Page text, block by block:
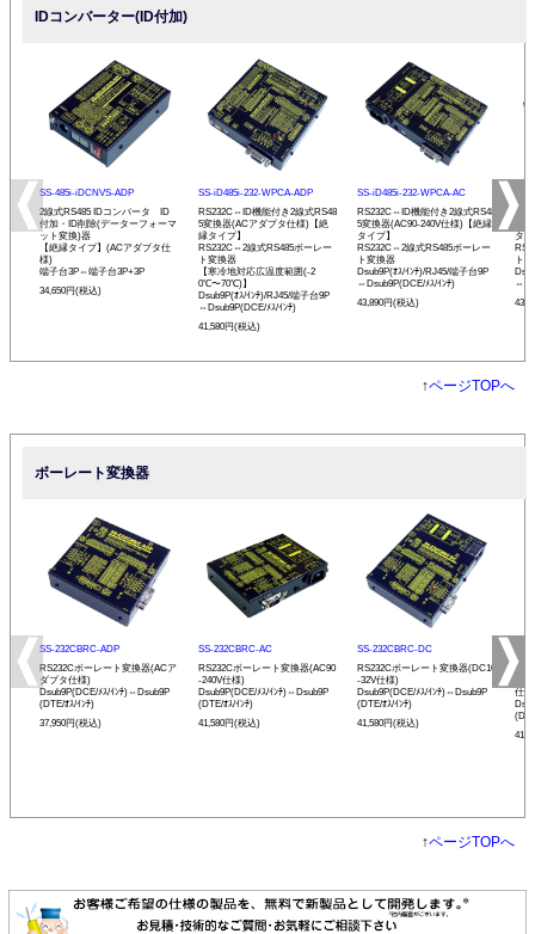
IDコンバーター(ID付加)
SS-485i-iDCNVS-ADP
2線式RS485 IDコンバータ ID
付加・ID削除(データーフォーマ
ット変換)器
【絶縁タイプ】(ACアダプタ仕
様)
端子台3P⇔端子台3P+3P
34,650円(税込)
SS-iD485i-232-WPCA-ADP
RS232C⇔ID機能付き2線式RS48
5変換器(ACアダプタ仕様)【絶
縁タイプ】
RS232C⇔2線式RS485ボーレー
ト変換器
【寒冷地対応広温度範囲(-2
0℃〜70℃)】
Dsub9P(ｵｽ/ｲﾝﾁ)/RJ45/端子台9P
⇔Dsub9P(DCE/ﾒｽ/ｲﾝﾁ)
41,580円(税込)
SS-iD485i-232-WPCA-AC
RS232C⇔ID機能付き2線式RS48
5変換器(AC90-240V仕様)【絶縁
タイプ】
RS232C⇔2線式RS485ボーレー
ト変換器
Dsub9P(ｵｽ/ｲﾝﾁ)/RJ45/端子台9P
⇔Dsub9P(DCE/ﾒｽ/ｲﾝﾁ)
43,890円(税込)
タ
ト
↑ページTOPへ
ボーレート変換器
SS-232CBRC-ADP
RS232Cボーレート変換器(ACア
ダプタ仕様)
Dsub9P(DCE/ﾒｽ/ｲﾝﾁ)⇔Dsub9P
(DTE/ｵｽ/ｲﾝﾁ)
37,950円(税込)
SS-232CBRC-AC
RS232Cボーレート変換器(AC90
-240V仕様)
Dsub9P(DCE/ﾒｽ/ｲﾝﾁ)⇔Dsub9P
(DTE/ｵｽ/ｲﾝﾁ)
41,580円(税込)
SS-232CBRC-DC
RS232Cボーレート変換器(DC10
-32V仕様)
Dsub9P(DCE/ﾒｽ/ｲﾝﾁ)⇔Dsub9P
(DTE/ｵｽ/ｲﾝﾁ)
41,580円(税込)
リ
仕
↑ページTOPへ